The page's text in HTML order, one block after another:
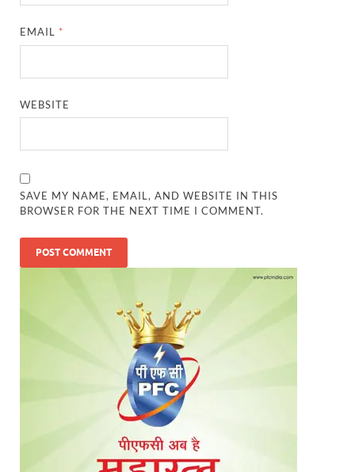
EMAIL *
WEBSITE
SAVE MY NAME, EMAIL, AND WEBSITE IN THIS
BROWSER FOR THE NEXT TIME I COMMENT.